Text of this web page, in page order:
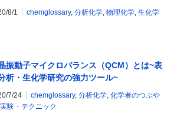
8/1 chemglossary, 分析化学, 物理化学, 生化学
振動子マイクロバランス（QCM）とは~表
析・生化学研究の強力ツール~
7/24 chemglossary, 分析化学, 化学者のつぶや
実験・テクニック